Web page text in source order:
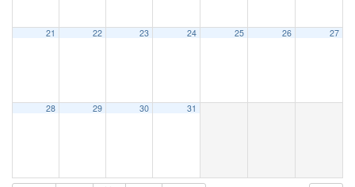
21 22 23 24 25 26 27
28 29 30 31